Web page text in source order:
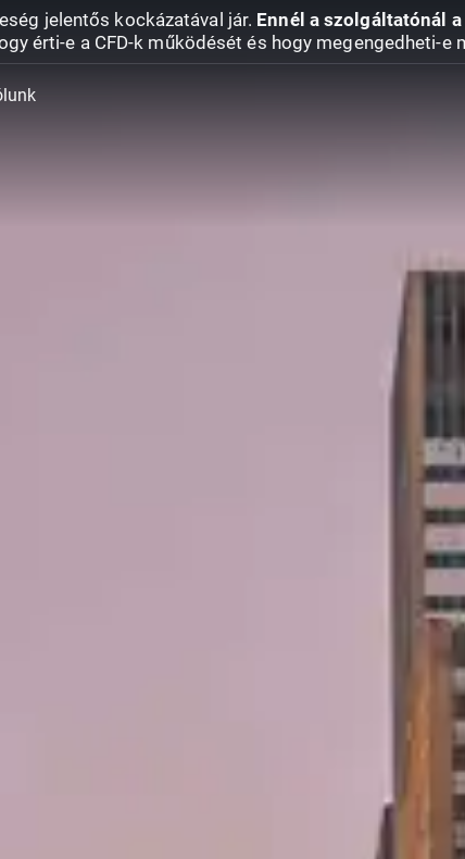
jelentős kockázatával jár. Ennél a szolgáltatónál
érti-e a CFD-k működését és hogy megengedheti-